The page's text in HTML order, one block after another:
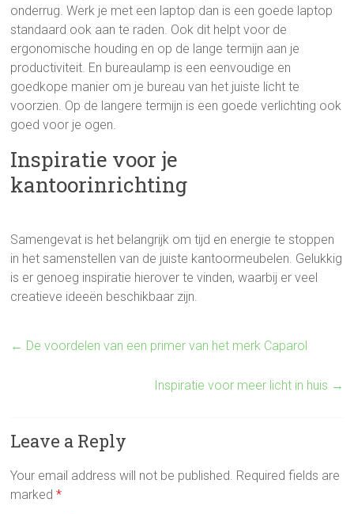
onderrug. Werk je met een laptop dan is een goede laptop
standaard ook aan te raden. Ook dit helpt voor de
ergonomische houding en op de lange termijn aan je
productiviteit. En bureaulamp is een eenvoudige en
goedkope manier om je bureau van het juiste licht te
voorzien. Op de langere termijn is een goede verlichting ook
goed voor je ogen.
Inspiratie voor je
kantoorinrichting
Samengevat is het belangrijk om tijd en energie te stoppen
in het samenstellen van de juiste kantoormeubelen. Gelukkig
is er genoeg inspiratie hierover te vinden, waarbij er veel
creatieve ideeën beschikbaar zijn.
← De voordelen van een primer van het merk Caparol
Inspiratie voor meer licht in huis →
Leave a Reply
Your email address will not be published. Required fields are
marked*